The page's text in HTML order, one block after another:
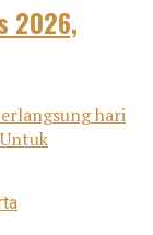
2026,
hari